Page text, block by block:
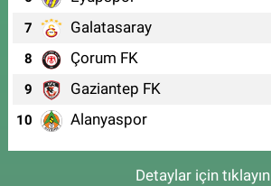
7 Galatasaray
8 Çorum FK
9 Gaziantep FK
10 Alanyaspor
Detaylar için tıklayın